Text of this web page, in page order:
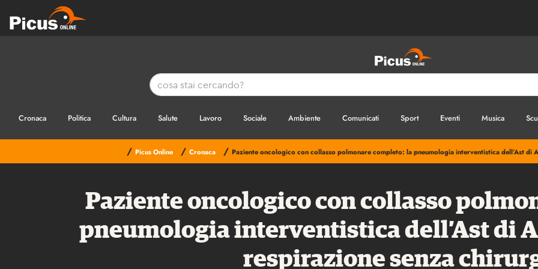
Cronaca Politica Cultura Salute Lavoro Sociale Ambiente Comunicati Sport Eventi Musica
/ Picus Online / Cronaca / Paziente oncologico con collasso polmonare completo: la pneumologia interventistica dell’Ast
Paziente oncologico con collasso
pneumologia interventistica dell’Ast di
respirazione senza